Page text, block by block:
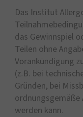
Das Institut
das Gewinnspiel
Teilen ohne
Vorankündigung
(z.B. bei
Gründen, bei
werden kann.